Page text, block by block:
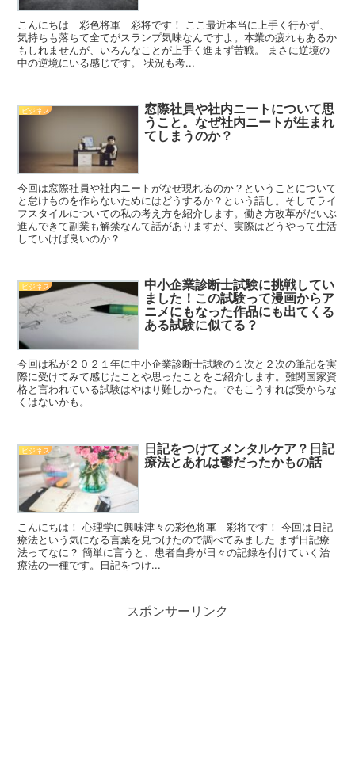
こんにちは 彩色将軍 彩将です！ ここ最近本当に上手く行かず、
気持ちも落ちて全てがスランプ気味なんですよ。本業の疲れもあるか
もしれませんが、いろんなことが上手く進まず苦戦。 まさに逆境の
中の逆境にいる感じです。 状況も考...
ビジネス
窓際社員や社内ニートについて思
うこと。なぜ社内ニートが生まれ
てしまうのか？
今回は窓際社員や社内ニートがなぜ現れるのか？ということについて
と怠けものを作らないためにはどうするか？という話し。そしてライ
フスタイルについての私の考え方を紹介します。働き方改革がだいぶ
進んできて副業も解禁なんて話がありますが、実際はどうやって生活
していけば良いのか？
ビジネス
中小企業診断士試験に挑戦してい
ました！この試験って漫画からア
ニメにもなった作品にも出てくる
ある試験に似てる？
今回は私が２０２１年に中小企業診断士試験の１次と２次の筆記を実
際に受けてみて感じたことや思ったことをご紹介します。難関国家資
格と言われている試験はやはり難しかった。でもこうすれば受からな
くはないかも。
ビジネス
日記をつけてメンタルケア？日記
療法とあれは鬱だったかもの話
こんにちは！ 心理学に興味津々の彩色将軍 彩将です！ 今回は日記
療法という気になる言葉を見つけたので調べてみました まず日記療
法ってなに？ 簡単に言うと、患者自身が日々の記録を付けていく治
療法の一種です。日記をつけ...
スポンサーリンク